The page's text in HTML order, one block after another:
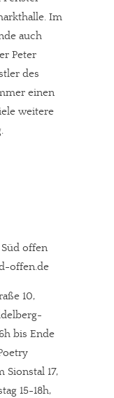
Im
auch
Peter
des
einen
weitere
offen
offen.de
10,
bis Ende
Sionstal 17,
15-18h,